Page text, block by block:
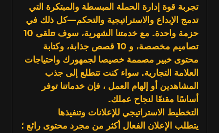
تجربة قوة إدارة الحملة المبسطة والمبتكرة التي
تدمج الإبداع والاستراتيجية والتحكم—كل ذلك في
حزمة واحدة. مع خدمتنا الشهرية، سوف تتلقى 10
تصاميم مخصصة، و 10 قصص جذابة، وكتابة
محتوى خبير مصممة خصيصا لجمهورك واحتياجات
العلامة التجارية. سواء كنت تتطلع إلى جذب
المشاهدين أو إلهام العمل ، فإن خدماتنا توفر
أساسًا مقنعًا لنجاح عملك.
التخطيط الاستراتيجي للإعلانات وتنفيذها
يتطلب الإعلان الفعال أكثر من مجرد محتوى رائع ؛